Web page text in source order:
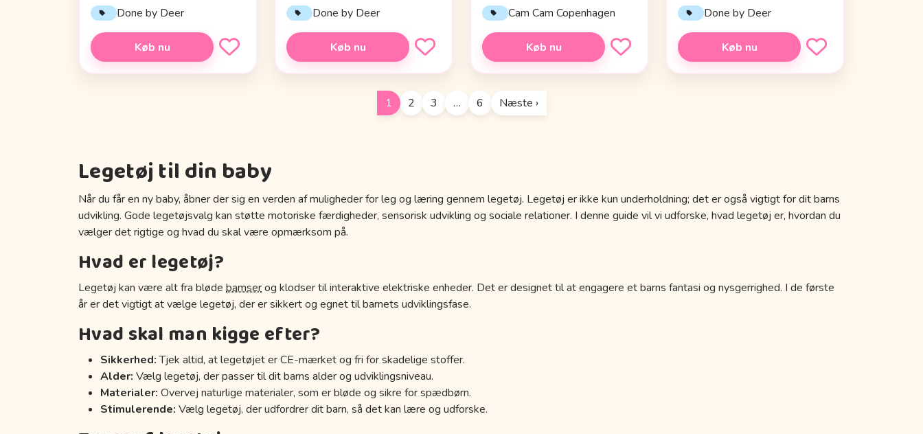
Done by Deer
Køb nu
Done by Deer
Køb nu
Cam Cam Copenhagen
Køb nu
Done by Deer
Køb nu
1 2 3 … 6 Næste ›
Legetøj til din baby
Når du får en ny baby, åbner der sig en verden af muligheder for leg og læring gennem legetøj. Legetøj er ikke kun underholdning; det er også vigtigt for dit barns
udvikling. Gode legetøjsvalg kan støtte motoriske færdigheder, sensorisk udvikling og sociale relationer. I denne guide vil vi udforske, hvad legetøj er, hvordan du
vælger det rigtige og hvad du skal være opmærksom på.
Hvad er legetøj?
Legetøj kan være alt fra bløde bamserog klodser til interaktive elektriske enheder. Det er designet til at engagere et barns fantasi og nysgerrighed. I de første
år er det vigtigt at vælge legetøj, der er sikkert og egnet til barnets udviklingsfase.
Hvad skal man kigge efter?
Sikkerhed:Tjek altid, at legetøjet er CE-mærket og fri for skadelige stoffer.
Alder: Vælg legetøj, der passer til dit barns alder og udviklingsniveau.
Materialer: Overvej naturlige materialer, som er bløde og sikre for spædbørn.
Stimulerende: Vælg legetøj, der udfordrer dit barn, så det kan lære og udforske.